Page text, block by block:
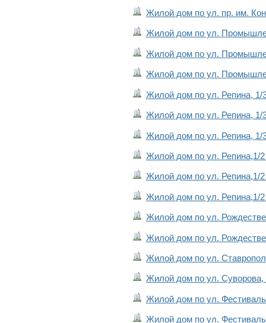
Жилой дом по ул. пр. им.
Жилой дом по ул.
Жилой дом по ул.
Жилой дом по ул.
Жилой дом по ул. Репина, 1/
Жилой дом по ул. Репина, 1/
Жилой дом по ул. Репина, 1/
Жилой дом по ул. Репина,1/2
Жилой дом по ул. Репина,1/2
Жилой дом по ул. Репина,1/2
Жилой дом по ул.
Жилой дом по ул.
Жилой дом по ул.
Жилой дом по ул. Суворова,
Жилой дом по ул.
Жилой дом по ул.